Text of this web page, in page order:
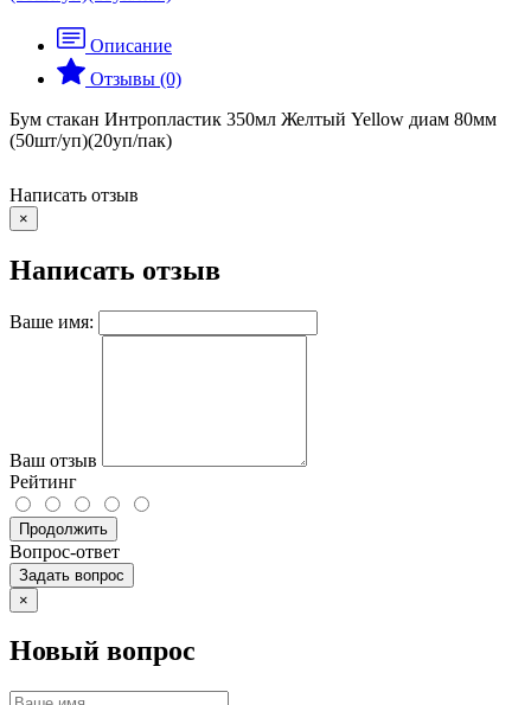
Описание
Отзывы (0)
Бум стакан Интропластик 350мл Желтый Yellow диам 80мм
(50шт/уп)(20уп/пак)
Написать отзыв
×
Написать отзыв
Ваше имя:
Ваш отзыв
Рейтинг
Продолжить
Вопрос-ответ
Задать вопрос
×
Новый вопрос